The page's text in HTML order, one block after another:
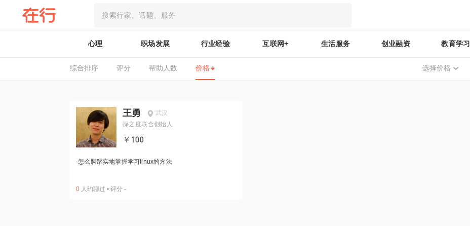
心理 职场发展 行业经验 互联网+ 生活服务 创业融资 教育学习
综合排序 评分 帮助人数 价格 选择价格
王勇
武汉
深之度联合创始人
￥100
·怎么脚踏实地掌握学习linux的方法
0 人约聊过 • 评分 -